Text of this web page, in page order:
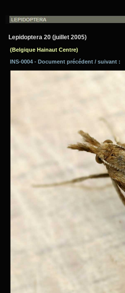
Lepidoptera 20 (juillet 2005)
(Belgique Hainaut Centre)
INS-0004 - Document précédent / suivant :